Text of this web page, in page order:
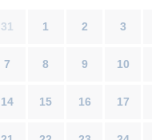
31 1 2 3
7 8 9 10
14 15 16 17